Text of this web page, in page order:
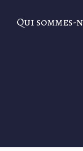
Qui sommes-